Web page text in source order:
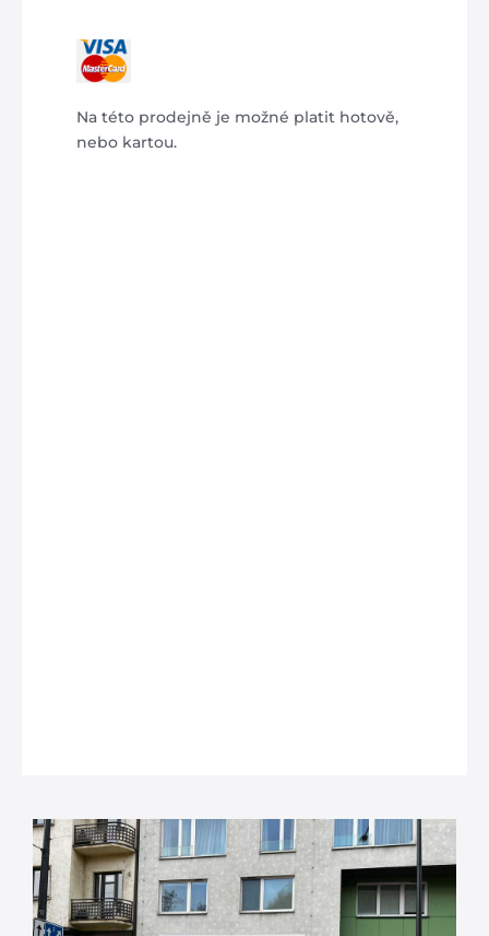
Na této prodejně je možné platit hotově,
nebo kartou.